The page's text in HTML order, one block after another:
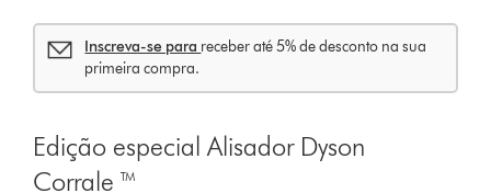
Inscreva-se para receber até 5% de desconto na sua
primeira compra.
Edição especial Alisador Dyson
Corrale ™